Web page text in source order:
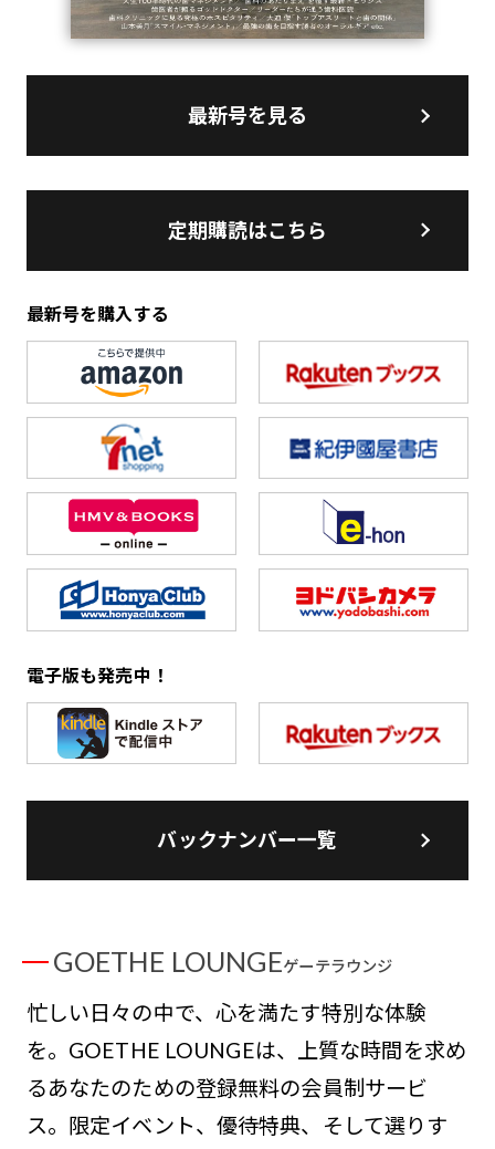
最新号を見る
定期購読はこちら
最新号を購入する
電子版も発売中！
バックナンバー一覧
GOETHE LOUNGEゲーテラウンジ
忙しい日々の中で、心を満たす特別な体験
を。GOETHE LOUNGEは、上質な時間を求め
るあなたのための登録無料の会員制サービ
ス。限定イベント、優待特典、そして選りす